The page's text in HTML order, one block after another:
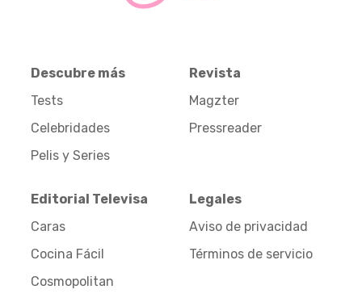
Descubre más
Tests
Celebridades
Pelis y Series
Revista
Magzter
Pressreader
Editorial Televisa
Caras
Cocina Fácil
Cosmopolitan
Legales
Aviso de privacidad
Términos de servicio